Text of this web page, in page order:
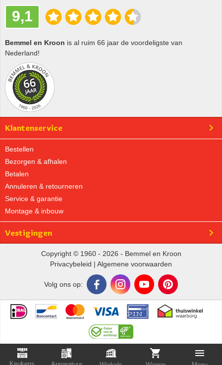
Keukens
9,1
Bemmel en Kroon is al ruim 66 jaar de voordeligste van
Nederland!
Klantenservice
Bestellen
Bezorgen & afhalen
Betalen
Annuleren & retourneren
Service & garantie
Montage & inbouw
Vestigingen
Copyright © 1960 - 2026 - Bemmel en Kroon
Privacybeleid | Algemene voorwaarden
Volg ons op: